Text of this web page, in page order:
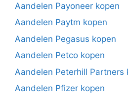
Aandelen Payoneer kopen
Aandelen Paytm kopen
Aandelen Pegasus kopen
Aandelen Petco kopen
Aandelen Peterhill Partners
Aandelen Pfizer kopen